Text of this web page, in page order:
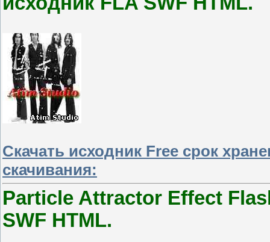
Скачать исходник Free срок
скачивания:
Particle Attractor Effect
SWF HTML.